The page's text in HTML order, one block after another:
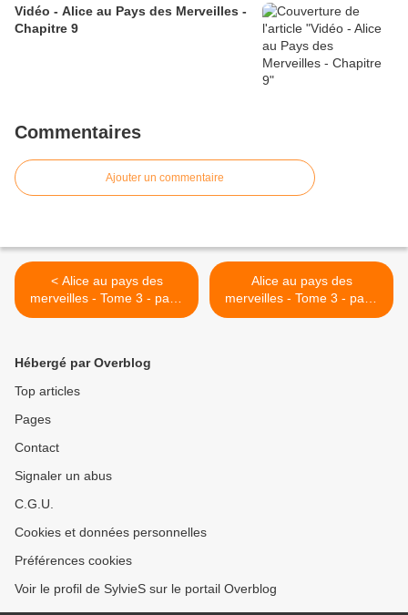
Vidéo - Alice au Pays des Merveilles -
Chapitre 9
Commentaires
Ajouter un commentaire
< Alice au pays des
merveilles - Tome 3 - page
61
Alice au pays des
merveilles - Tome 3 - page
63 - fin >
Hébergé par Overblog
Top articles
Pages
Contact
Signaler un abus
C.G.U.
Cookies et données personnelles
Préférences cookies
Voir le profil de SylvieS sur le portail Overblog